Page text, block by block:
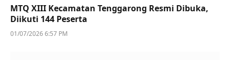
MTQ XIII Kecamatan Tenggarong Resmi Dibuka,
Diikuti 144 Peserta
01/07/2026 6:57 PM